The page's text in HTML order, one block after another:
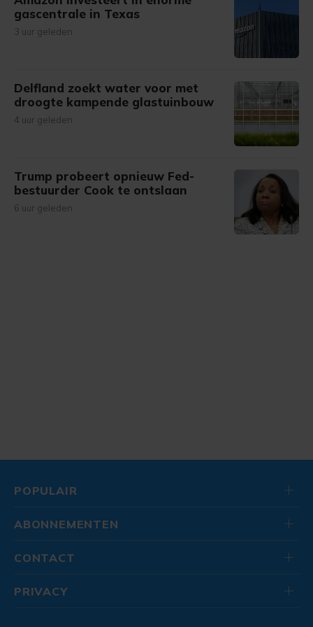
gascentrale in Texas
3 uur geleden
Delfland zoekt water voor met
droogte kampende glastuinbouw
4 uur geleden
Trump probeert opnieuw Fed-
bestuurder Cook te ontslaan
6 uur geleden
POPULAIR
ABONNEMENTEN
CONTACT
PRIVACY